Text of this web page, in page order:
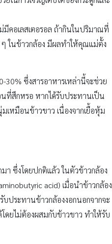
คอเลสเตอรอล ถ้ากินในปริมาณที่
ในข้าวกล้อง มีผลทำให้คุณแม่ตั้ง
30% ซึ่งสารอาหารเหล่านี้จะช่วย
นที่สึกหรอ หากได้รับประทานเป็น
เหมือนข้าวขาว เนื่องจากเยื้อหุ้ม
า ซึ่งโดยปกติแล้ว ในตัวข้าวกล้อง
acid) เมื่อนำข้าวกล้อง
บประทานข้าวกล้องงอกนอกจากจะ
ยไม่ต้องผสมกับข้าวขาว ทำให้รับ